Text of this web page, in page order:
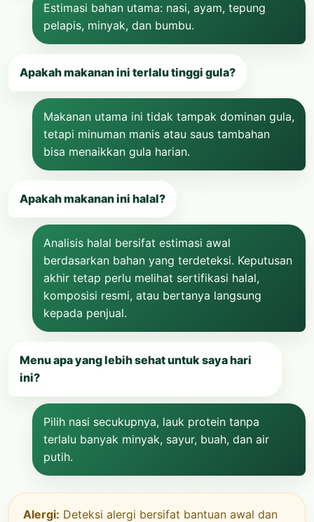
Estimasi bahan utama: nasi, ayam, tepung
pelapis, minyak, dan bumbu.
Apakah makanan ini terlalu tinggi gula?
Makanan utama ini tidak tampak dominan gula,
tetapi minuman manis atau saus tambahan
bisa menaikkan gula harian.
Apakah makanan ini halal?
Analisis halal bersifat estimasi awal
berdasarkan bahan yang terdeteksi. Keputusan
akhir tetap perlu melihat sertifikasi halal,
komposisi resmi, atau bertanya langsung
kepada penjual.
Menu apa yang lebih sehat untuk saya hari
ini?
Pilih nasi secukupnya, lauk protein tanpa
terlalu banyak minyak, sayur, buah, dan air
putih.
Alergi: Deteksi alergi bersifat bantuan awal dan